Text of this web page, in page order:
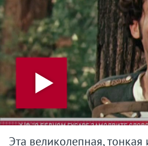
Эта великолепная,